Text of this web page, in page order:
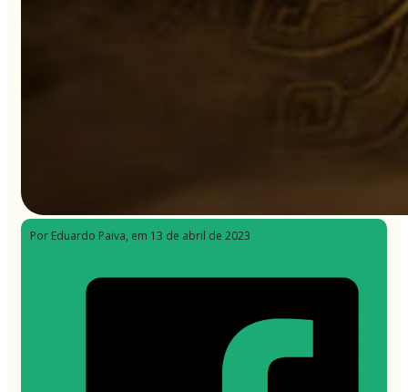
Por Eduardo Paiva, em 13 de abril de 2023